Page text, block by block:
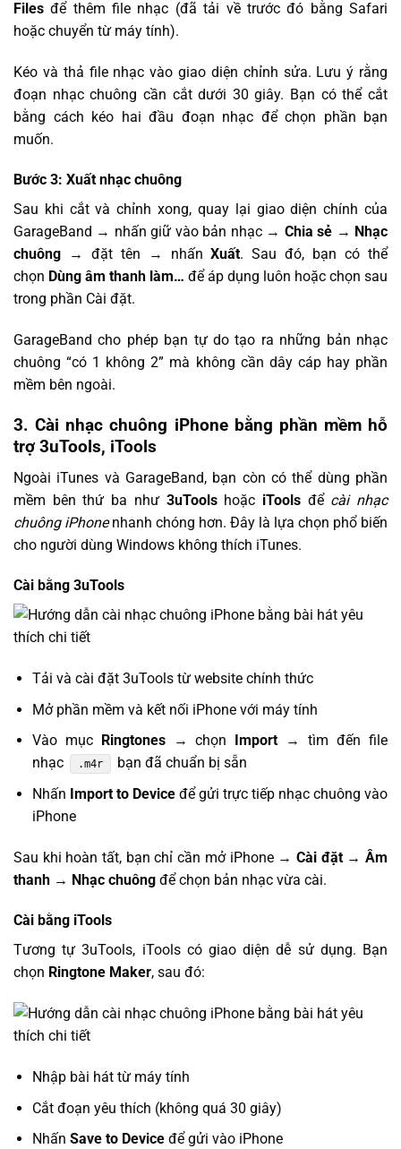
Files để thêm file nhạc (đã tải về trước đó bằng Safari
hoặc chuyển từ máy tính).
Kéo và thả file nhạc vào giao diện chỉnh sửa. Lưu ý rằng
đoạn nhạc chuông cần cắt dưới 30 giây. Bạn có thể cắt
bằng cách kéo hai đầu đoạn nhạc để chọn phần bạn
muốn.
Bước 3: Xuất nhạc chuông
Sau khi cắt và chỉnh xong, quay lại giao diện chính của
GarageBand → nhấn giữ vào bản nhạc → Chia sẻ → Nhạc
chuông → đặt tên → nhấnXuất. Sau đó, bạn có thể
chọn Dùng âm thanh làm… để áp dụng luôn hoặc chọn sau
trong phần Cài đặt.
GarageBand cho phép bạn tự do tạo ra những bản nhạc
chuông “có 1 không 2” mà không cần dây cáp hay phần
mềm bên ngoài.
3. Cài nhạc chuông iPhone bằng phần mềm hỗ
trợ 3uTools, iTools
Ngoài iTunes và GarageBand, bạn còn có thể dùng phần
mềm bên thứ ba như 3uToolshoặc iToolsđể cài nhạc
chuông iPhonenhanh chóng hơn. Đây là lựa chọn phổ biến
cho người dùng Windows không thích iTunes.
Cài bằng 3uTools
Tải và cài đặt 3uTools từ website chính thức
Mở phần mềm và kết nối iPhone với máy tính
Vào mục
Ringtones→ chọn Import → tìm đến file
nhạc
.m4r
bạn đã chuẩn bị sẵn
Nhấn Import to Deviceđể gửi trực tiếp nhạc chuông vào
iPhone
Sau khi hoàn tất, bạn chỉ cần mở iPhone → Cài đặt → Âm
thanh → Nhạc chuông để chọn bản nhạc vừa cài.
Cài bằng iTools
Tương tự 3uTools, iTools có giao diện dễ sử dụng. Bạn
chọn Ringtone Maker, sau đó:
Nhập bài hát từ máy tính
Cắt đoạn yêu thích (không quá 30 giây)
Nhấn Save to Deviceđể gửi vào iPhone